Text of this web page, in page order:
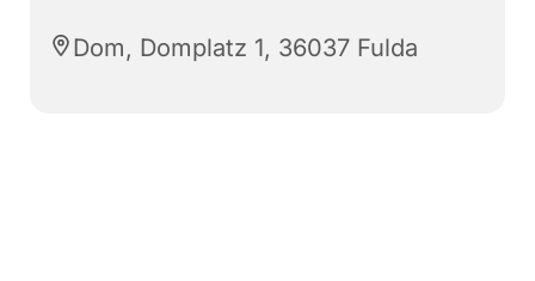
Dom, Domplatz 1, 36037 Fulda